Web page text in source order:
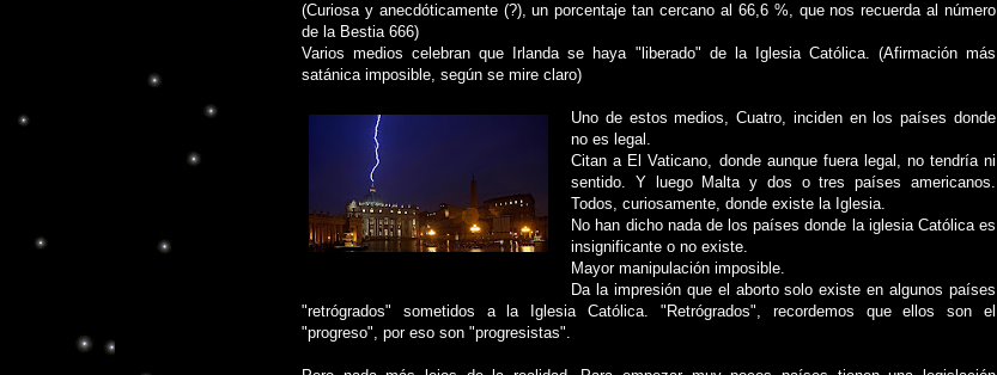
(Curiosa y anecdóticamente (?), un porcentaje tan cercano al 66,6 %, que nos recuerda al número
de la Bestia 666)
Varios medios celebran que Irlanda se haya "liberado" de la Iglesia Católica. (Afirmación más
satánica imposible, según se mire claro)
Uno de estos medios, Cuatro, inciden en los países donde
no es legal.
Citan a El Vaticano, donde aunque fuera legal, no tendría ni
sentido. Y luego Malta y dos o tres países americanos.
Todos, curiosamente, donde existe la Iglesia.
No han dicho nada de los países donde la iglesia Católica es
insignificante o no existe.
Mayor manipulación imposible.
Da la impresión que el aborto solo existe en algunos países
"retrógrados" sometidos a la Iglesia Católica. "Retrógrados", recordemos que ellos son el
"progreso", por eso son "progresistas".